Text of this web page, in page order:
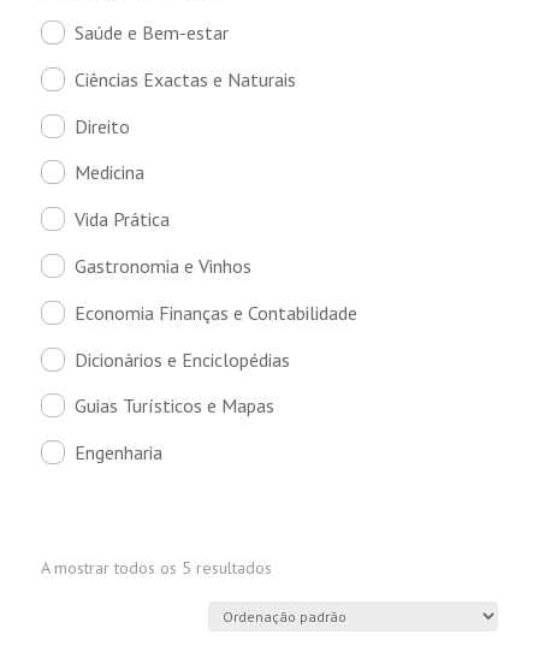
Saúde e Bem-estar
Ciências Exactas e Naturais
Direito
Medicina
Vida Prática
Gastronomia e Vinhos
Economia Finanças e Contabilidade
Dicionários e Enciclopédias
Guias Turísticos e Mapas
Engenharia
A mostrar todos os 5 resultados